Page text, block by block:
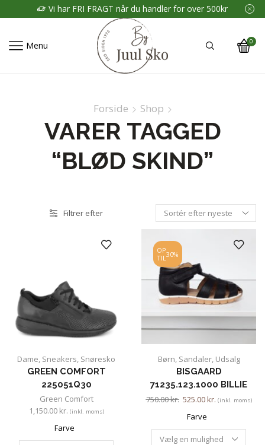
Vi har FRI FRAGT når du handler for over 500kr
Menu 0
Forside Shop
VARER TAGGED
“BLØD SKIND”
Filtrer efter
Dame, Sneakers, Snøresko
GREEN COMFORT
225051Q30
Green Comfort
1,150.00 kr. (inkl. moms)
Farve
OP
TIL30%
Børn, Sandaler, Udsalg
BISGAARD
71235.123.1000 BILLIE
750.00kr. 525.00kr. (inkl. moms)
Farve